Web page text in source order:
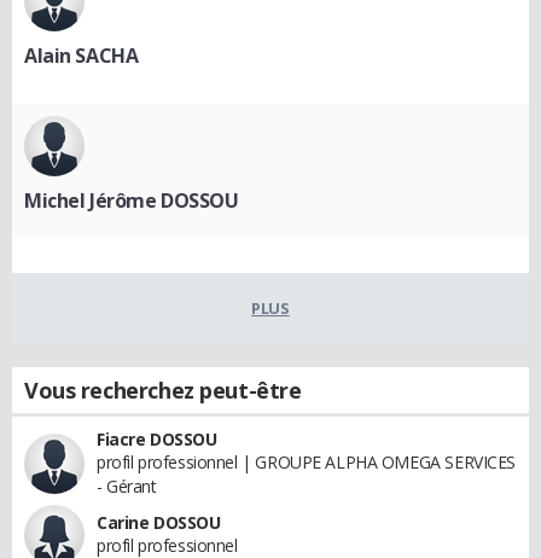
Alain SACHA
Michel Jérôme DOSSOU
PLUS
Vous recherchez peut-être
Fiacre DOSSOU
profil professionnel | GROUPE ALPHA OMEGA SERVICES
- Gérant
Carine DOSSOU
profil professionnel